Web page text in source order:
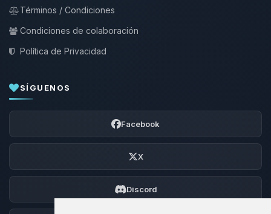
Términos / Condiciones
Condiciones de colaboración
Política de Privacidad
SÍGUENOS
Facebook
X
Discord